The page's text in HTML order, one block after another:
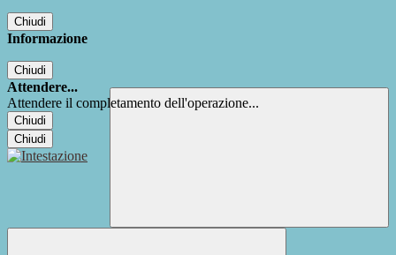
Chiudi
Informazione
Chiudi
Attendere...
Attendere il completamento dell'operazione...
Chiudi
Chiudi